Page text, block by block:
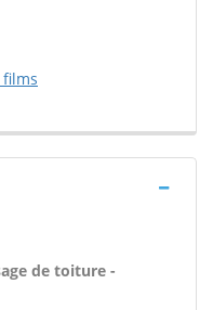
de toiture -